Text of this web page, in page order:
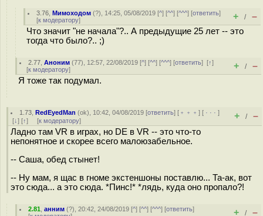
3.76 ,Мимоходом (?), 14:25, 05/08/2019 [^] [^^] [^^^] [ответить]
[к модератору] + / –
Что значит "не начала"?.. А предыдущие 25 лет -- это
тогда что было?.. ;)
2.77 ,Аноним (77), 12:57, 22/08/2019 [^] [^^] [^^^] [ответить][↑]
[к модератору] + / –
Я тоже так подумал.
1.73 ,RedEyedMan (ok), 10:42, 04/08/2019 [ответить] [ ﹢﹢﹢] [ · · ·]
[↓] [↑] [к модератору] + / –
Ладно там VR в играх, но DE в VR -- это что-то
непонятное и скорее всего малоюзабельное.
-- Саша, обед стынет!
-- Ну мам, я щас в гноме экстеншоны поставлю... Та-ак, вот
это сюда... а это сюда. *Пинс!* *лядь, куда оно пропало?!
2.81 ,анним (?), 20:42, 24/08/2019 [^] [^^] [^^^] [ответить]
+ / –